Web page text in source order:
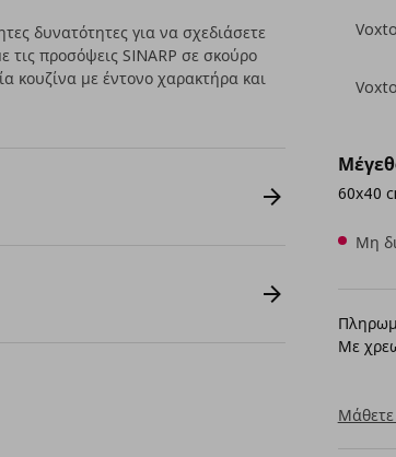
60x40
Μη
Με
Μάθετε
δυνατότητες για να σχεδιάσετε
προσόψεις SINARP σε σκούρο
κουζίνα με έντονο χαρακτήρα και